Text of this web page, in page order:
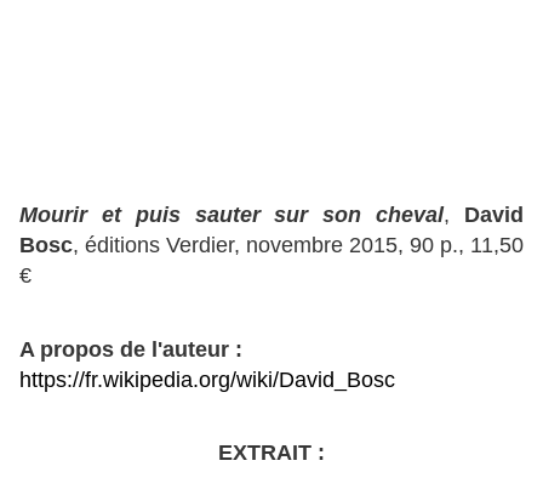
Mourir et puis sauter sur son cheval, David
Bosc, éditions Verdier, novembre 2015, 90 p., 11,50
€
A propos de l'auteur :
https://fr.wikipedia.org/wiki/David_Bosc
EXTRAIT :